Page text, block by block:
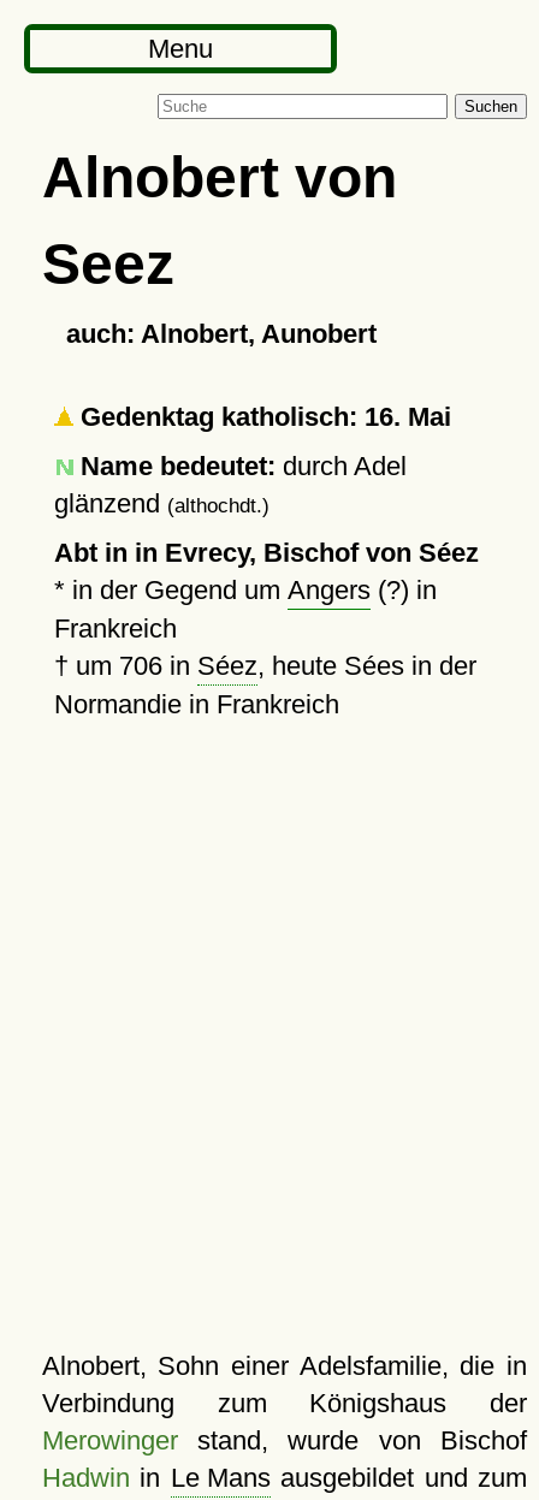
Menu
Suchen
Alnobert von
Seez
auch: Alnobert, Aunobert
Gedenktag katholisch: 16. Mai
Name bedeutet: durch Adel
glänzend (althochdt.)
Abt in in Evrecy, Bischof von Séez
* in der Gegend um Angers(?) in
Frankreich
† um 706in Séez, heute Sées in der
Normandie in Frankreich
Alnobert, Sohn einer Adelsfamilie, die in
Verbindung zum Königshaus der
Merowingerstand, wurde von Bischof
Hadwin in Le Mansausgebildet und zum